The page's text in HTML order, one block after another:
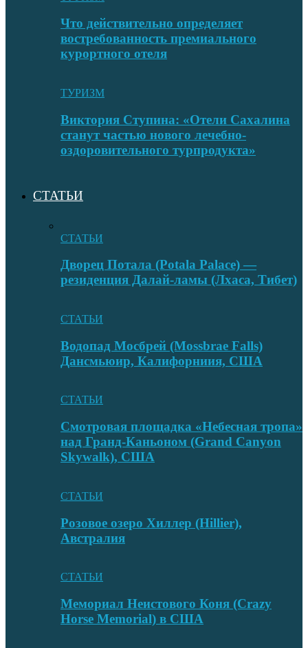
Что действительно определяет
востребованность премиального
курортного отеля
ТУРИЗМ
Виктория Ступина: «Отели Сахалина
станут частью нового лечебно-
оздоровительного турпродукта»
СТАТЬИ
СТАТЬИ
Дворец Потала (Potala Palace) —
резиденция Далай-ламы (Лхаса, Тибет)
СТАТЬИ
Водопад Мосбрей (Mossbrae Falls)
Дансмьюир, Калифорниия, США
СТАТЬИ
Смотровая площадка «Небесная тропа»
над Гранд-Каньоном (Grand Canyon
Skywalk), США
СТАТЬИ
Розовое озеро Хиллер (Hillier),
Австралия
СТАТЬИ
Мемориал Неистового Коня (Crazy
Horse Memorial) в США